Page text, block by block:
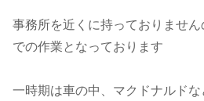
事務所を近くに持っておりませ
での作業となっております
一時期は車の中、マクドナルド